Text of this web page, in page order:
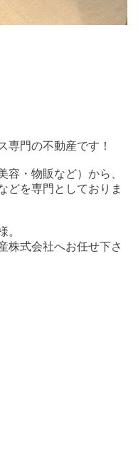
専門の不動産です！
容・物販など）から、
どを専門としておりま
。
株式会社へお任せ下さ